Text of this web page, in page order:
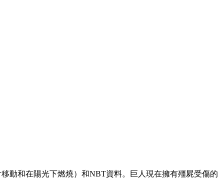
動和在陽光下燃燒）和NBT資料。巨人現在擁有殭屍受傷的